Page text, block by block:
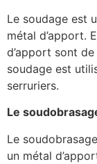
Le soudage est
métal d’apport.
d’apport sont
soudage est
serruriers.
Le
Le
un métal